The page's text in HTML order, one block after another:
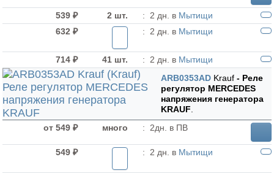
539 ₽ 2 шт. : 2 дн. в Мытищи
632 ₽
: 2 дн. в Мытищи
714 ₽ 41 шт. : 2 дн. в Мытищи
ARB0353AD Krauf - Реле
регулятор MERCEDES
напряжения генератора
KRAUF.
от 549 ₽
много : 2дн. в ПВ
549 ₽ : 2 дн. в Мытищи